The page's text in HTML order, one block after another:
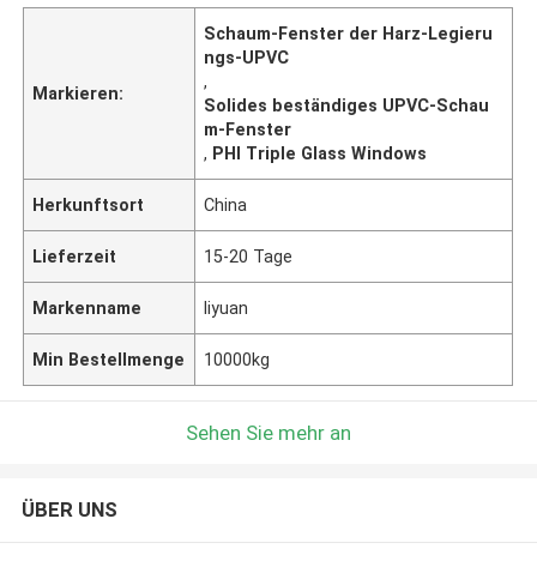
Markieren:
Schaum-Fenster der Harz-Legieru
ngs-UPVC
,
Solides beständiges UPVC-Schau
m-Fenster
, PHI Triple Glass Windows
Herkunftsort China
Lieferzeit 15-20 Tage
Markenname liyuan
Min Bestellmenge 10000kg
Sehen Sie mehr an
ÜBER UNS